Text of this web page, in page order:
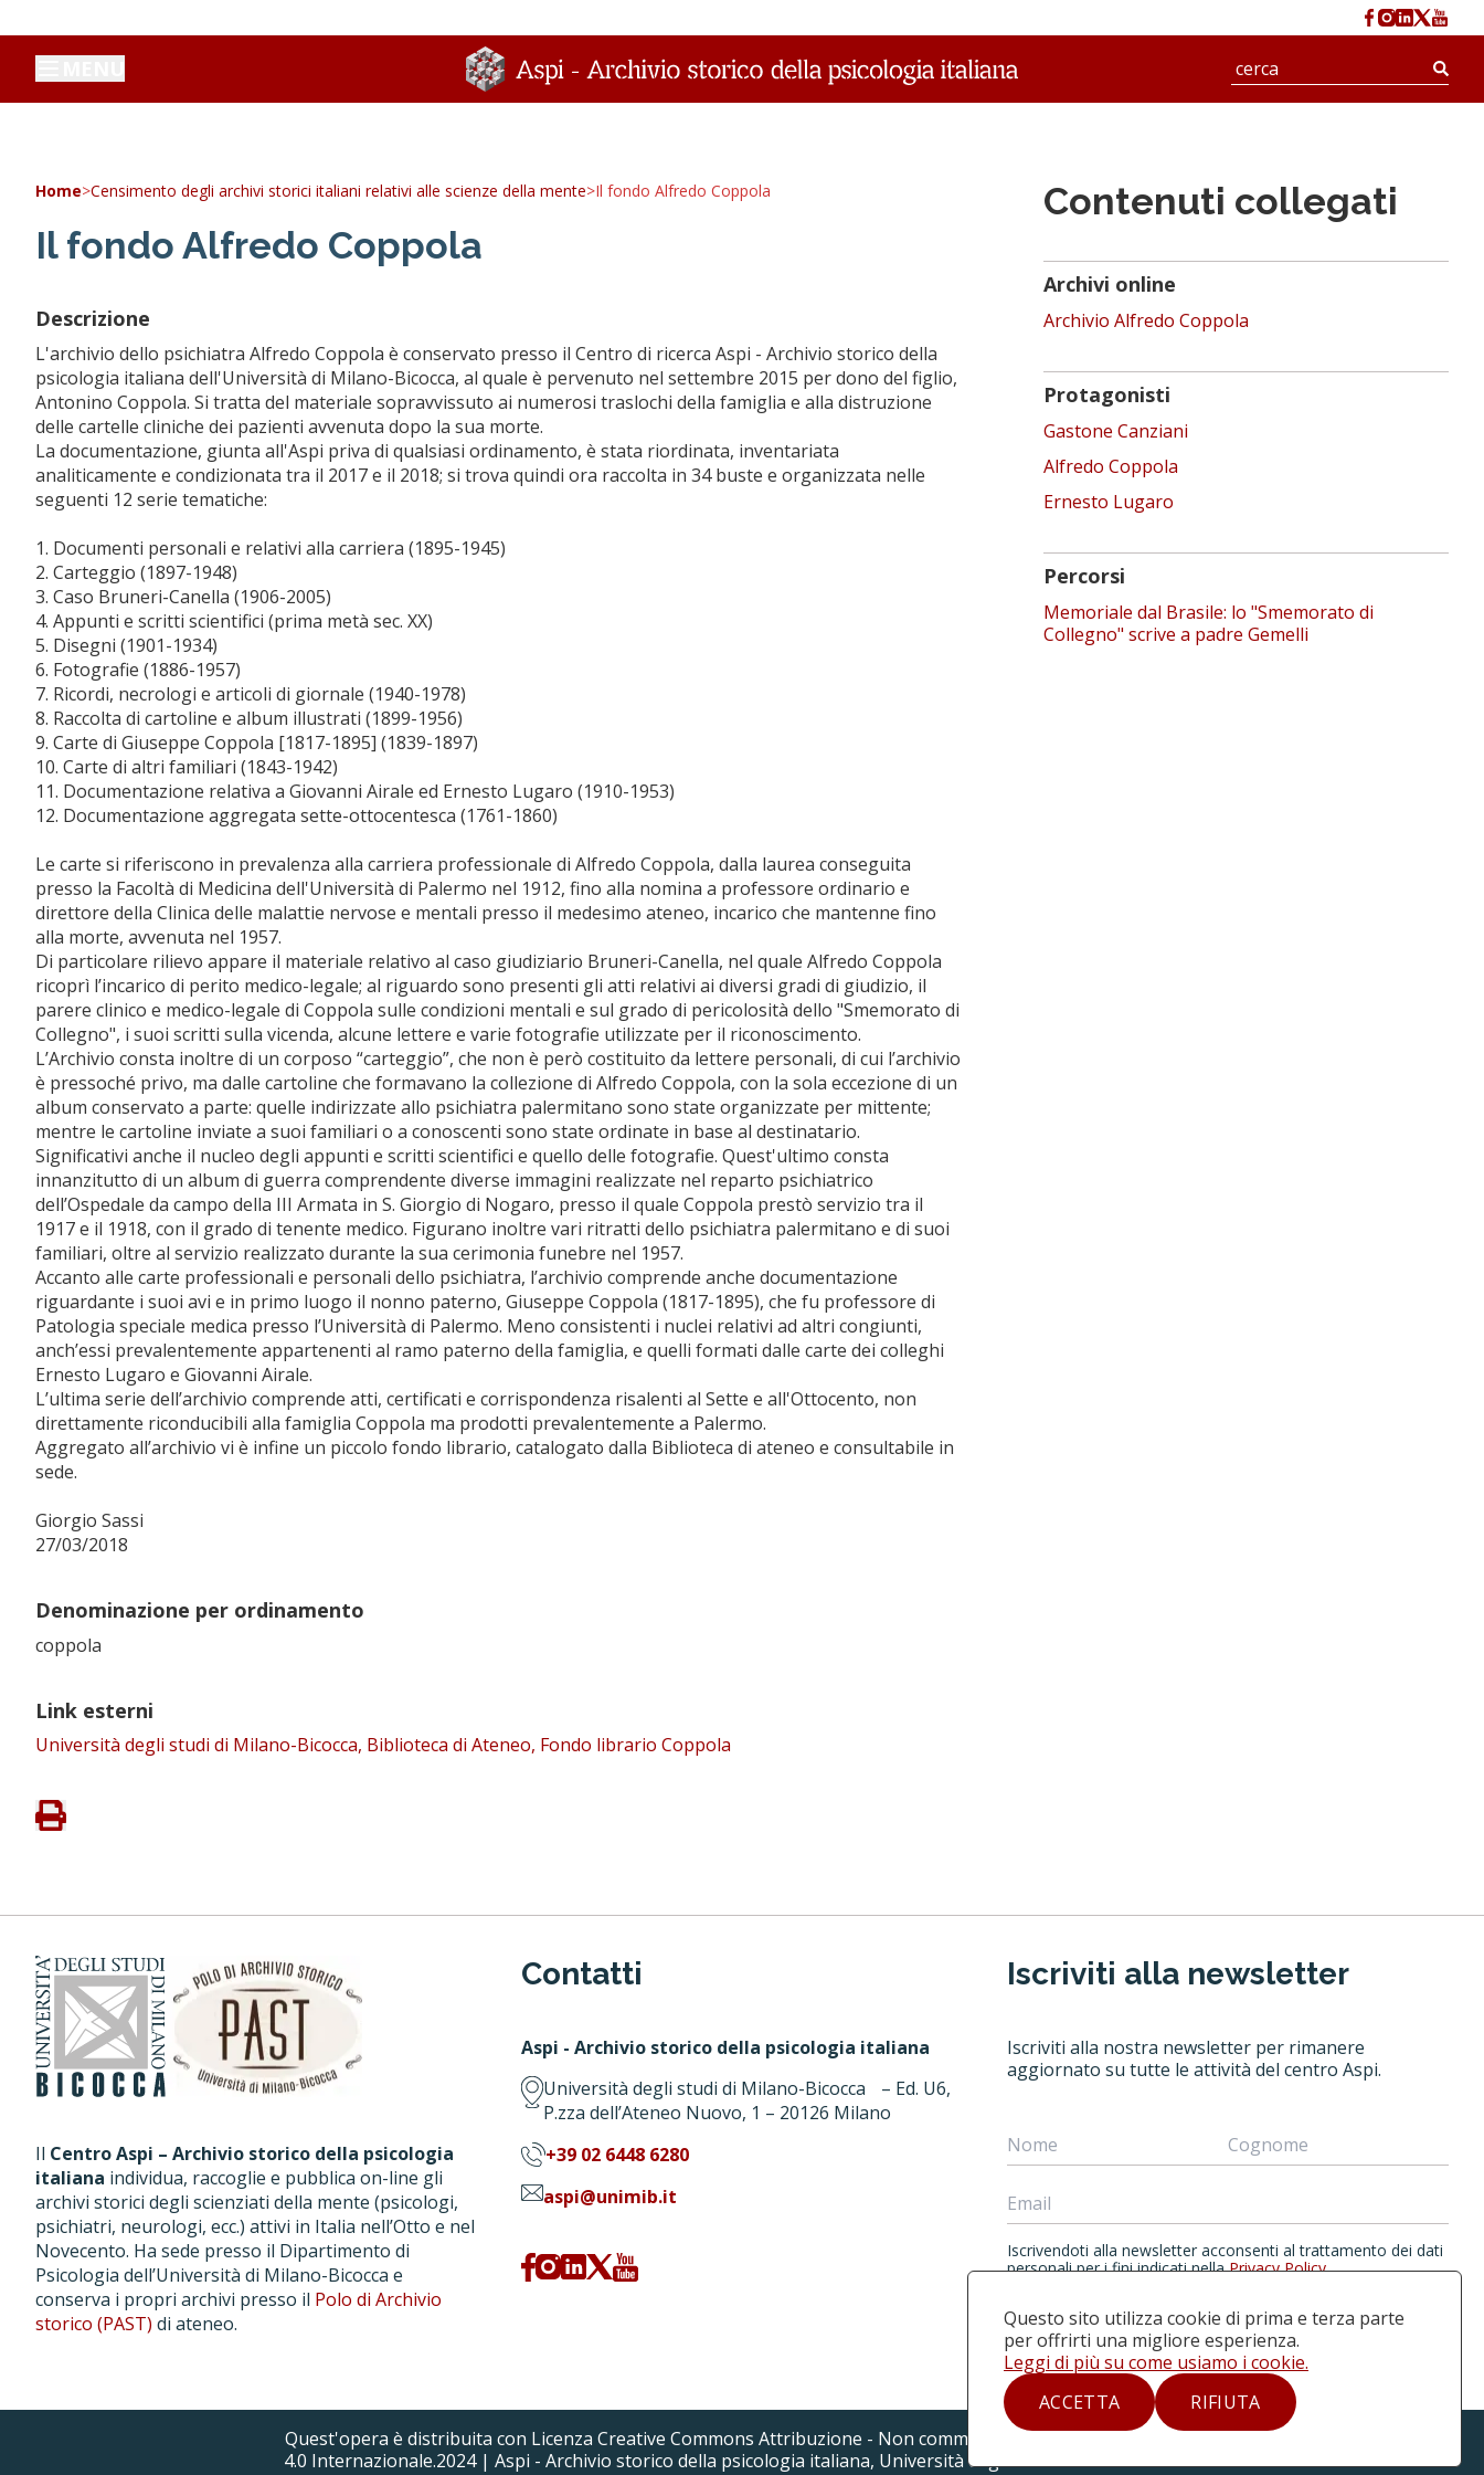
Home>Censimento degli archivi storici italiani relativi alle scienze della mente>Il fondo Alfredo Coppola
Il fondo Alfredo Coppola
Descrizione
L'archivio dello psichiatra Alfredo Coppola è conservato presso il Centro di ricerca Aspi - Archivio storico della
psicologia italiana dell'Università di Milano-Bicocca, al quale è pervenuto nel settembre 2015 per dono del figlio,
Antonino Coppola. Si tratta del materiale sopravvissuto ai numerosi traslochi della famiglia e alla distruzione
delle cartelle cliniche dei pazienti avvenuta dopo la sua morte.
La documentazione, giunta all'Aspi priva di qualsiasi ordinamento, è stata riordinata, inventariata
analiticamente e condizionata tra il 2017 e il 2018; si trova quindi ora raccolta in 34 buste e organizzata nelle
seguenti 12 serie tematiche:
1. Documenti personali e relativi alla carriera (1895-1945)
2. Carteggio (1897-1948)
3. Caso Bruneri-Canella (1906-2005)
4. Appunti e scritti scientifici (prima metà sec. XX)
5. Disegni (1901-1934)
6. Fotografie (1886-1957)
7. Ricordi, necrologi e articoli di giornale (1940-1978)
8. Raccolta di cartoline e album illustrati (1899-1956)
9. Carte di Giuseppe Coppola [1817-1895] (1839-1897)
10. Carte di altri familiari (1843-1942)
11. Documentazione relativa a Giovanni Airale ed Ernesto Lugaro (1910-1953)
12. Documentazione aggregata sette-ottocentesca (1761-1860)
Le carte si riferiscono in prevalenza alla carriera professionale di Alfredo Coppola, dalla laurea conseguita
presso la Facoltà di Medicina dell'Università di Palermo nel 1912, fino alla nomina a professore ordinario e
direttore della Clinica delle malattie nervose e mentali presso il medesimo ateneo, incarico che mantenne fino
alla morte, avvenuta nel 1957.
Di particolare rilievo appare il materiale relativo al caso giudiziario Bruneri-Canella, nel quale Alfredo Coppola
ricoprì l’incarico di perito medico-legale; al riguardo sono presenti gli atti relativi ai diversi gradi di giudizio, il
parere clinico e medico-legale di Coppola sulle condizioni mentali e sul grado di pericolosità dello "Smemorato di
Collegno", i suoi scritti sulla vicenda, alcune lettere e varie fotografie utilizzate per il riconoscimento.
L’Archivio consta inoltre di un corposo “carteggio”, che non è però costituito da lettere personali, di cui l’archivio
è pressoché privo, ma dalle cartoline che formavano la collezione di Alfredo Coppola, con la sola eccezione di un
album conservato a parte: quelle indirizzate allo psichiatra palermitano sono state organizzate per mittente;
mentre le cartoline inviate a suoi familiari o a conoscenti sono state ordinate in base al destinatario.
Significativi anche il nucleo degli appunti e scritti scientifici e quello delle fotografie. Quest'ultimo consta
innanzitutto di un album di guerra comprendente diverse immagini realizzate nel reparto psichiatrico
dell’Ospedale da campo della III Armata in S. Giorgio di Nogaro, presso il quale Coppola prestò servizio tra il
1917 e il 1918, con il grado di tenente medico. Figurano inoltre vari ritratti dello psichiatra palermitano e di suoi
familiari, oltre al servizio realizzato durante la sua cerimonia funebre nel 1957.
Accanto alle carte professionali e personali dello psichiatra, l’archivio comprende anche documentazione
riguardante i suoi avi e in primo luogo il nonno paterno, Giuseppe Coppola (1817-1895), che fu professore di
Patologia speciale medica presso l’Università di Palermo. Meno consistenti i nuclei relativi ad altri congiunti,
anch’essi prevalentemente appartenenti al ramo paterno della famiglia, e quelli formati dalle carte dei colleghi
Ernesto Lugaro e Giovanni Airale.
L’ultima serie dell’archivio comprende atti, certificati e corrispondenza risalenti al Sette e all'Ottocento, non
direttamente riconducibili alla famiglia Coppola ma prodotti prevalentemente a Palermo.
Aggregato all’archivio vi è infine un piccolo fondo librario, catalogato dalla Biblioteca di ateneo e consultabile in
sede.
Giorgio Sassi
27/03/2018
Denominazione per ordinamento
coppola
Link esterni
Università degli studi di Milano-Bicocca, Biblioteca di Ateneo, Fondo librario Coppola
Contenuti collegati
Archivi online
Archivio Alfredo Coppola
Protagonisti
Gastone Canziani
Alfredo Coppola
Ernesto Lugaro
Percorsi
Memoriale dal Brasile: lo "Smemorato di
Collegno" scrive a padre Gemelli
Il Centro Aspi – Archivio storico della psicologia
italiana individua, raccoglie e pubblica on-line gli
archivi storici degli scienziati della mente (psicologi,
psichiatri, neurologi, ecc.) attivi in Italia nell’Otto e nel
Novecento. Ha sede presso il Dipartimento di
Psicologia dell’Università di Milano-Bicocca e
conserva i propri archivi presso il Polo di Archivio
storico (PAST) di ateneo.
Contatti
Aspi - Archivio storico della psicologia italiana
Università degli studi di Milano-Bicocca – Ed. U6,
P.zza dell’Ateneo Nuovo, 1 – 20126 Milano
+39 02 6448 6280
aspi@unimib.it
Iscriviti alla newsletter
Iscriviti alla nostra newsletter per rimanere
aggiornato su tutte le attività del centro Aspi.
Iscrivendoti alla newsletter acconsenti al trattamento dei dati
personali per i fini indicati nellaPrivacy Policy.
ISCRIVITI ALLA NEWSLETTER
Quest'opera è distribuita con Licenza Creative Commons Attribuzione - Non commerciale - Non opere derivate
4.0 Internazionale.2024 | Aspi - Archivio storico della psicologia italiana, Università degli studi di Milano-Bicocca
Questo sito utilizza cookie di prima e terza parte
per offrirti una migliore esperienza.
Leggi di più su come usiamo i cookie.
ACCETTA
RIFIUTA